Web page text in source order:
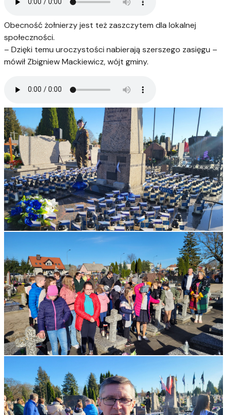
Obecność żołnierzy jest też zaszczytem dla lokalnej
społeczności.
– Dzięki temu uroczystości nabierają szerszego zasięgu –
mówił Zbigniew Mackiewicz, wójt gminy.